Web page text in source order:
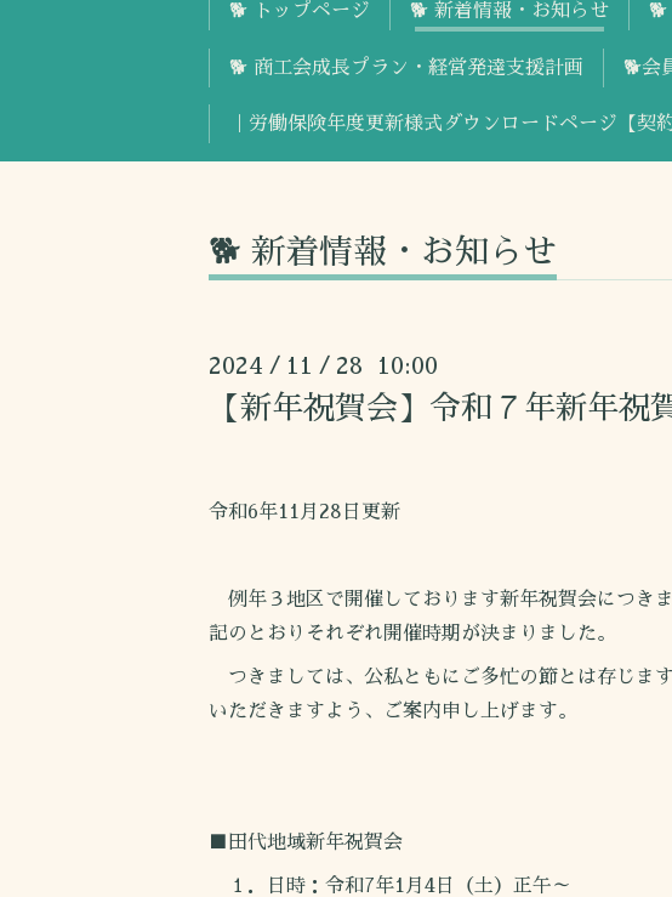
🐕 トップページ 🐕 新着情報・お知らせ 🐕
🐕 商工会成長プラン・経営発達支援計画 🐕会
｜労働保険年度更新様式ダウンロードページ【契
🐕 新着情報・お知らせ
2024 / 11 / 28 10:00
【新年祝賀会】令和７年新年祝
令和6年11月28日更新
例年３地区で開催しております新年祝賀会につき
記のとおりそれぞれ開催時期が決まりました。
つきましては、公私ともにご多忙の節とは存じま
いただきますよう、ご案内申し上げます。
■田代地域新年祝賀会
１．日時：令和7年1月4日（土）正午～